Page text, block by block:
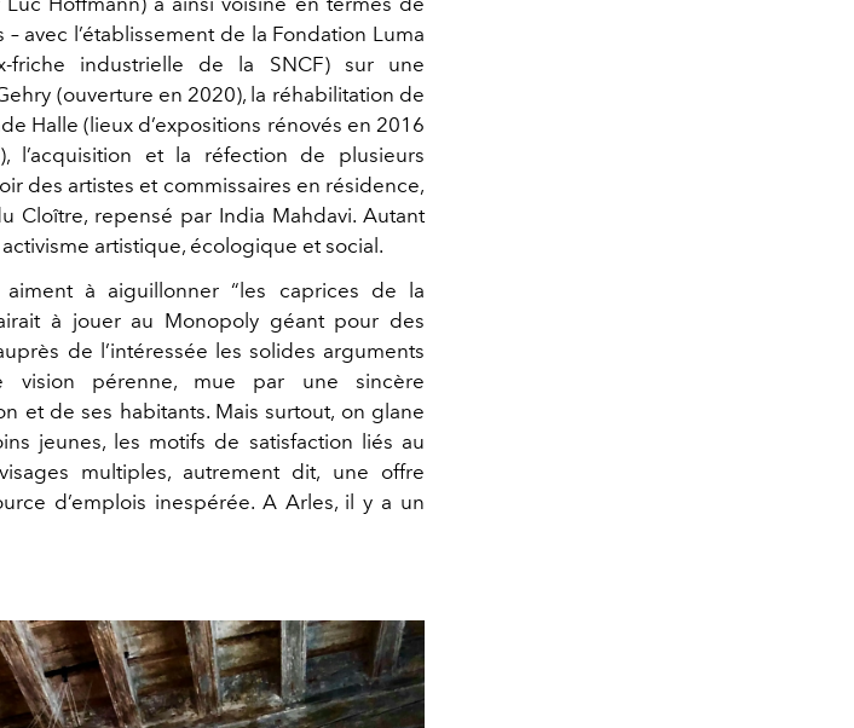
avec l’établissement de la Fondation Luma
friche industrielle de la SNCF) sur une
(ouverture en 2020), la réhabilitation de
Halle (lieux d’expositions rénovés en 2016
l’acquisition et la réfection de plusieurs
des artistes et commissaires en résidence,
Cloître, repensé par India Mahdavi. Autant
artistique, écologique et social.
à aiguillonner “les caprices de la
à jouer au Monopoly géant pour des
de l’intéressée les solides arguments
vision pérenne, mue par une sincère
et de ses habitants. Mais surtout, on glane
jeunes, les motifs de satisfaction liés au
multiples, autrement dit, une offre
d’emplois inespérée. A Arles, il y a un